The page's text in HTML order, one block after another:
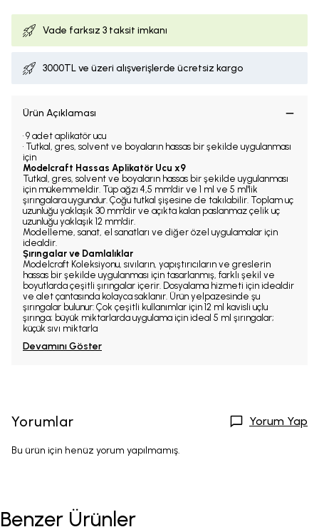
Vade farksız 3 taksit imkanı
3000TL ve üzeri alışverişlerde ücretsiz kargo
Ürün Açıklaması
• 9 adet aplikatör ucu
• Tutkal, gres, solvent ve boyaların hassas bir şekilde uygulanması
için
Modelcraft Hassas Aplikatör Ucu x9
Tutkal, gres, solvent ve boyaların hassas bir şekilde uygulanması
için mükemmeldir. Tüp ağzı 4,5 mm'dir ve 1 ml ve 5 ml'lik
şırıngalara uygundur. Çoğu tutkal şişesine de takılabilir. Toplam uç
uzunluğu yaklaşık 30 mm'dir ve açıkta kalan paslanmaz çelik uç
uzunluğu yaklaşık 12 mm'dir.
Modelleme, sanat, el sanatları ve diğer özel uygulamalar için
idealdir.
Şırıngalar ve Damlalıklar
Modelcraft Koleksiyonu, sıvıların, yapıştırıcıların ve greslerin
hassas bir şekilde uygulanması için tasarlanmış, farklı şekil ve
boyutlarda çeşitli şırıngalar içerir. Dosyalama hizmeti için idealdir
ve alet çantasında kolayca saklanır. Ürün yelpazesinde şu
şırıngalar bulunur: Çok çeşitli kullanımlar için 12 ml kavisli uçlu
şırınga; büyük miktarlarda uygulama için ideal 5 ml şırıngalar;
küçük sıvı miktarla
Devamını Göster
Yorumlar Yorum Yap
Bu ürün için henüz yorum yapılmamış.
Benzer Ürünler